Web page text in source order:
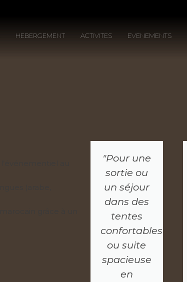
HEBERGEMENT ACTIVITES EVENEMENTS
"Pour une
sortie ou
un séjour
dans des
tentes
confortables
ou suite
spacieuse
en